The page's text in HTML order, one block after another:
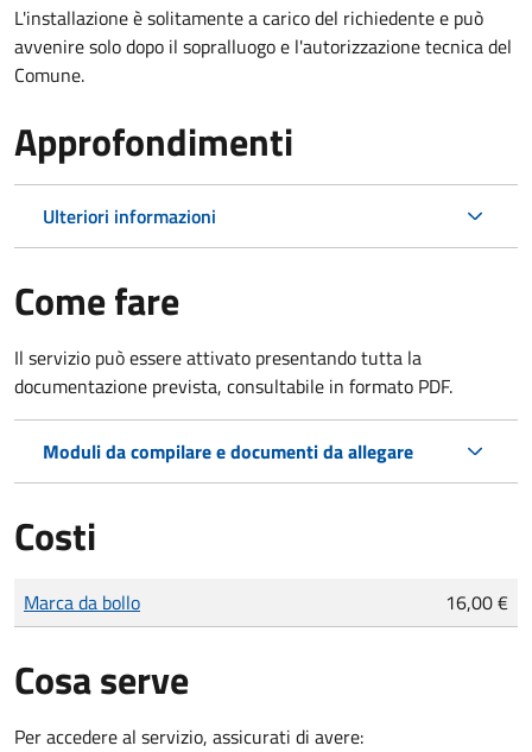
L'installazione è solitamente a carico del richiedente e può
avvenire solo dopo il sopralluogo e l'autorizzazione tecnica del
Comune.
Approfondimenti
Ulteriori informazioni
Come fare
Il servizio può essere attivato presentando tutta la
documentazione prevista, consultabile in formato PDF.
Moduli da compilare e documenti da allegare
Costi
Tipo di pagamento
Importo
Marca da bollo 16,00 €
Cosa serve
Per accedere al servizio, assicurati di avere: